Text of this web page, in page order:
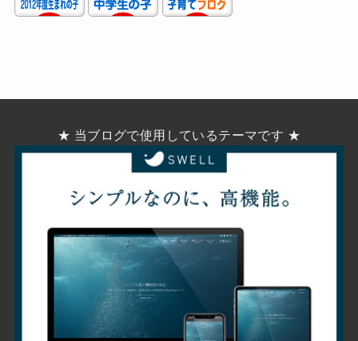
★ 当ブログで使用しているテーマです ★